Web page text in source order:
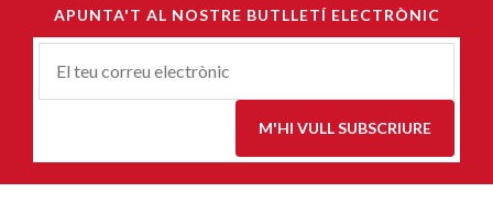
APUNTA'T AL NOSTRE BUTLLETÍ ELECTRÒNIC
Correu-
M'HI VULL SUBSCRIURE